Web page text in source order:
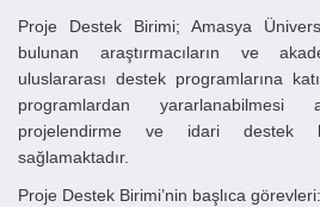
Proje Destek Birimi; Amasya
bulunan araştırmacıların ve
uluslararası destek programlarına
programlardan yararlanabilmesi
projelendirme ve idari destek
sağlamaktadır.
Proje Destek Birimi’nin başlıca görevleri: